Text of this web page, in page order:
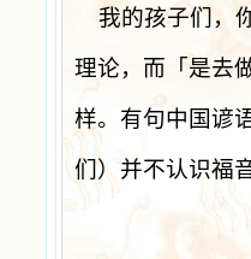
我的孩子们，
理论，而「是去
样。有句中国谚
们）并不认识福